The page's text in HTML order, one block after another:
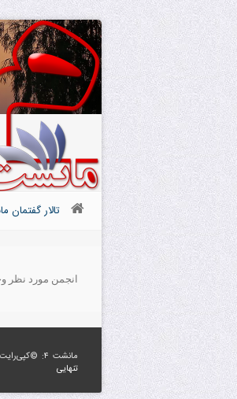
تالار گفتمان
انجمن مورد نظر
مانشت ۴: ©کپی‌رایت سال ۱۳۹۵. همه حقوق برای
تنهایی